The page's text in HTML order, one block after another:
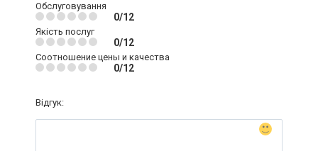
Обслуговування
0/12
Якість послуг
0/12
Соотношение цены и качества
0/12
Відгук: